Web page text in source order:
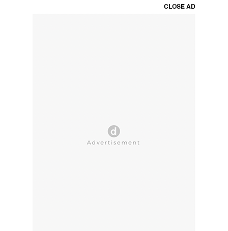
CLOSE AD